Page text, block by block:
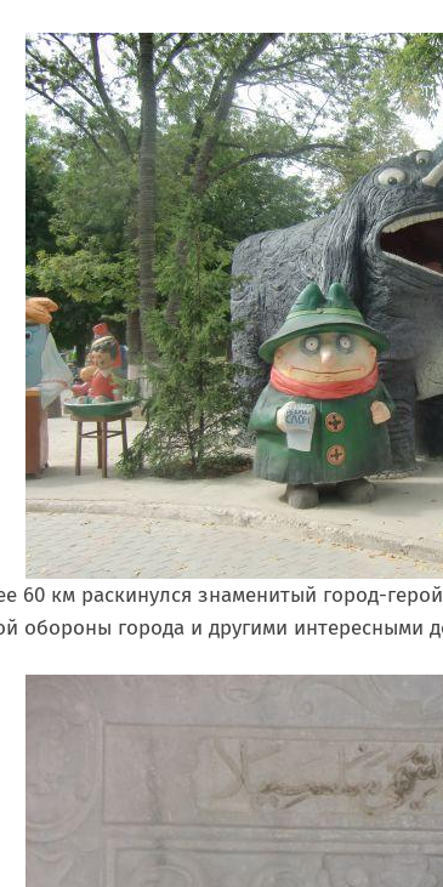
60 км раскинулся знаменитый город-
обороны города и другими интересными